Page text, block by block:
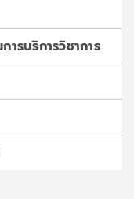
ารบริการวิชาการ